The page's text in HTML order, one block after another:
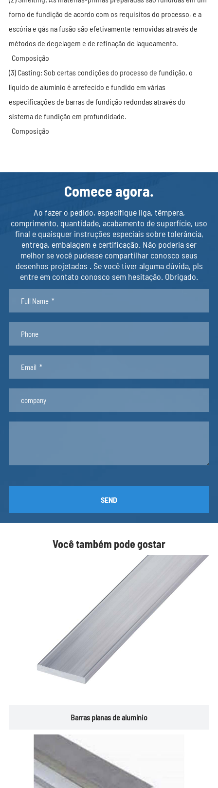
RD0065
65
8.959
SRR70
70
10.39
RD0072
72
10.99
CF-ROD80
SRR83
83 14.61
forno de fundição de acordo com os requisitos do processo, e a
escória e gás na fusão são efetivamente removidas através de
métodos de degelagem e de refinação de laqueamento.
Composição
(3) Casting: Sob certas condições do processo de fundição, o
líquido de alumínio é arrefecido e fundido em várias
especificações de barras de fundição redondas através do
sistema de fundição em profundidade.
Composição
Comece agora.
Ao fazer o pedido, especifique liga, têmpera,
comprimento, quantidade, acabamento de superfície, uso
final e quaisquer instruções especiais sobre tolerância,
entrega, embalagem e certificação. Não poderia ser
melhor se você pudesse compartilhar conosco seus
desenhos projetados . Se você tiver alguma dúvida, pls
entre em contato conosco sem hesitação. Obrigado.
SEND
Você também pode gostar
Barras planas de alumínio